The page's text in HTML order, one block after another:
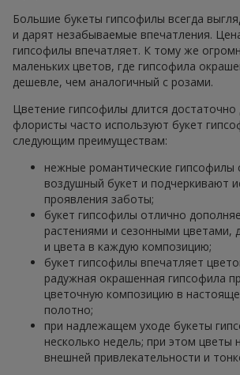
Большие букеты гипсофилы всегда
и дарят незабываемые впечатления.
гипсофилы впечатляет. К тому же
маленьких цветов, где гипсофила
дешевле, чем аналогичный с розами.
Цветение гипсофилы длится
флористы часто используют букет
следующим преимуществам:
нежные романтические гипсофилы
воздушный букет и подчеркивают
проявления заботы;
букет гипсофилы отлично
растениями и сезонными цветами,
и цвета в каждую композицию;
букет гипсофилы впечатляет
радужная окрашенная гипсофила
цветочную композицию в
полотно;
при надлежащем уходе букеты
несколько недель; при этом цветы
внешней привлекательности и